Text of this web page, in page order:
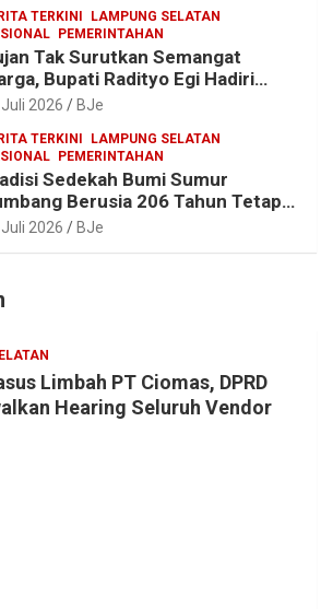
TERKINI
LAMPUNG SELATAN
PEMERINTAHAN
Tak Surutkan Semangat
Bupati Radityo Egi Hadiri
Sedekah Bumi 206 Tahun di
2026 BJe
TERKINI
LAMPUNG SELATAN
PEMERINTAHAN
Sedekah Bumi Sumur
Berusia 206 Tahun Tetap
Bupati Egi Ajak Generasi
2026 BJe
Limbah PT Ciomas, DPRD
Hearing Seluruh Vendor